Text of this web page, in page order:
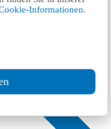
Informationen.